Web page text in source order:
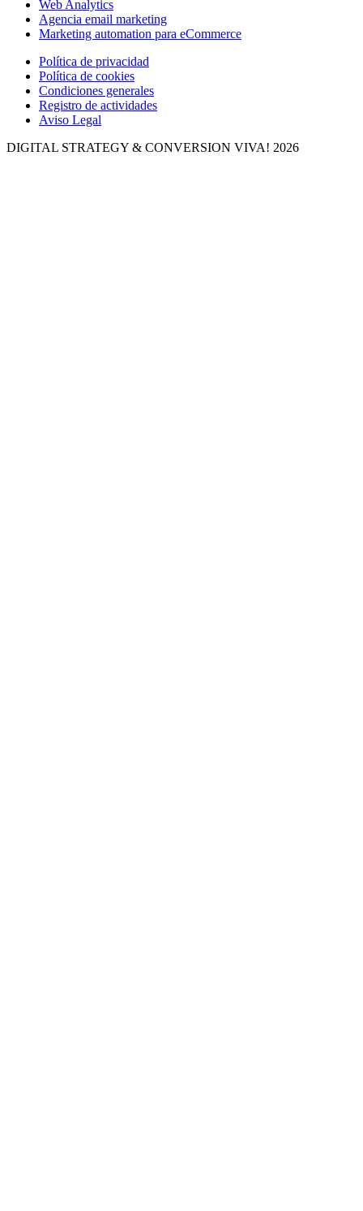
Web Analytics
Agencia email marketing
Marketing automation para eCommerce
Política de privacidad
Política de cookies
Condiciones generales
Registro de actividades
Aviso Legal
DIGITAL STRATEGY & CONVERSION VIVA! 2026